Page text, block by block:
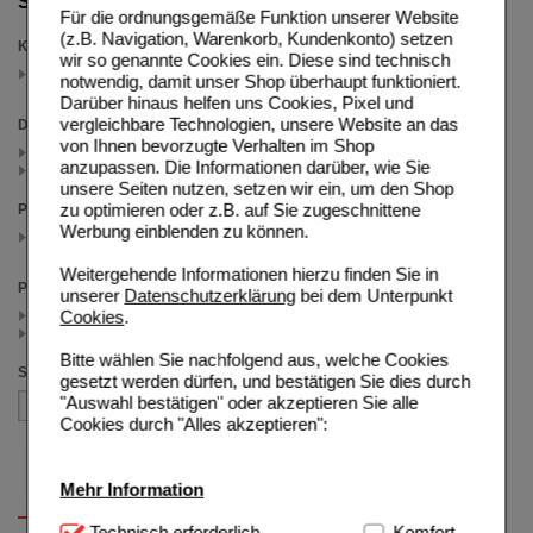
Für die ordnungsgemäße Funktion unserer Website
(z.B. Navigation, Warenkorb, Kundenkonto) setzen
wir so genannte Cookies ein. Diese sind technisch
notwendig, damit unser Shop überhaupt funktioniert.
Darüber hinaus helfen uns Cookies, Pixel und
vergleichbare Technologien, unsere Website an das
von Ihnen bevorzugte Verhalten im Shop
anzupassen. Die Informationen darüber, wie Sie
unsere Seiten nutzen, setzen wir ein, um den Shop
zu optimieren oder z.B. auf Sie zugeschnittene
Werbung einblenden zu können.
Weitergehende Informationen hierzu finden Sie in
unserer Datenschutzerklärungbei dem Unterpunkt
Cookies.
Bitte wählen Sie nachfolgend aus, welche Cookies
gesetzt werden dürfen, und bestätigen Sie dies durch
"Auswahl bestätigen" oder akzeptieren Sie alle
Cookies durch "Alles akzeptieren":
Mehr Information
Kategorien
Dr. Jacob's Medical
(auswahl entfernen)
Darreichungsform
Kapseln (4)
Tabletten (1)
Packungsgröße
90 St
Preis
< 25.00 (3)
Sortieren nach